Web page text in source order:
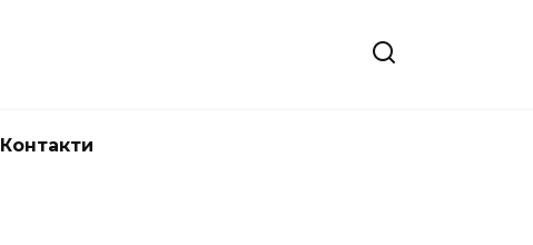
Контакти